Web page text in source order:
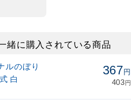
緒に購入されている商品
ルのぼり
白
367円
403円